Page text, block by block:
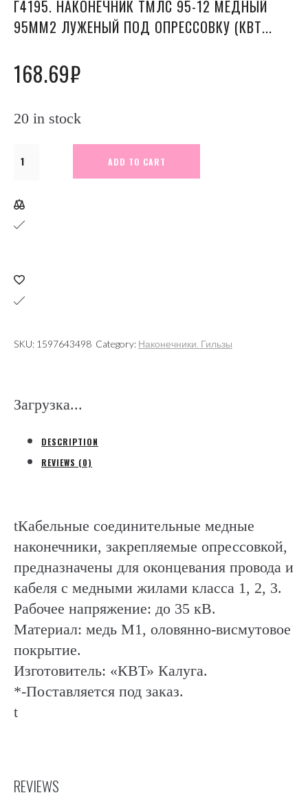
Г4195. НАКОНЕЧНИК ТМЛС 95-12 МЕДНЫЙ
95ММ2 ЛУЖЕНЫЙ ПОД ОПРЕССОВКУ (КВТ...
168.69₽
20 in stock
Г4195.
Наконечник
ТМЛс
95мм2
луженый
опрессовку
quantity
ADD TO CART
SKU: 1597643498 Category: Наконечники. Гильзы
Загрузка...
DESCRIPTION
REVIEWS (0)
tКабельные соединительные медные
наконечники, закрепляемые опрессовкой,
предназначены для оконцевания провода и
кабеля с медными жилами класса 1, 2, 3.
Рабочее напряжение: до 35 кВ.
Материал: медь М1, оловянно-висмутовое
покрытие.
Изготовитель: «КВТ» Калуга.
*-Поставляется под заказ.
t
REVIEWS